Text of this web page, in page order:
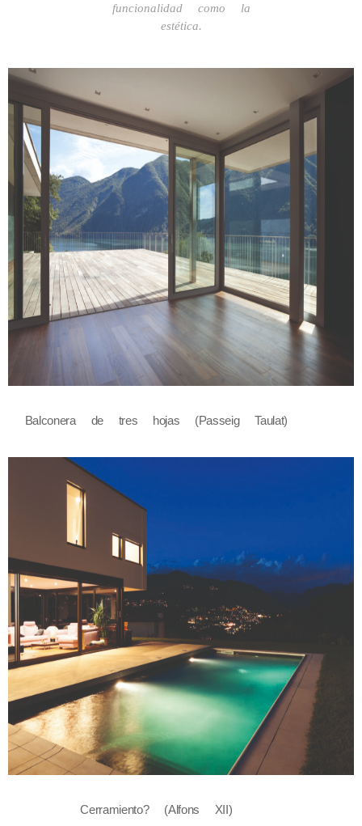
funcionalidad como la
estética.
Balconera de tres hojas (Passeig Taulat)
Cerramiento? (Alfons XII)